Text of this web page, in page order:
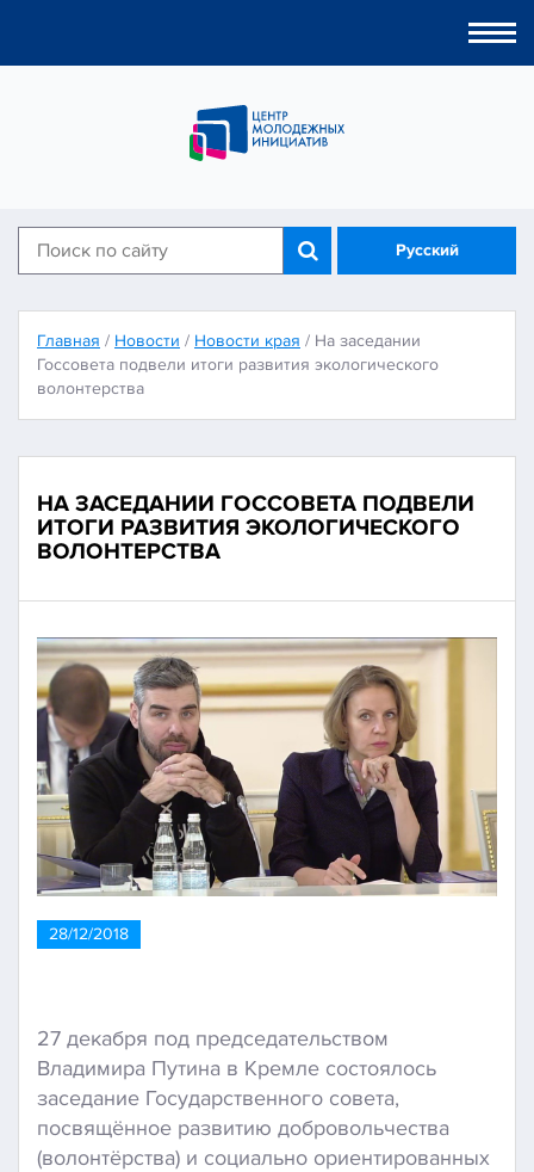
Русский
Главная / Новости / Новости края / На заседании
Госсовета подвели итоги развития экологического
волонтерства
НА ЗАСЕДАНИИ ГОССОВЕТА ПОДВЕЛИ
ИТОГИ РАЗВИТИЯ ЭКОЛОГИЧЕСКОГО
ВОЛОНТЕРСТВА
28/12/2018
27 декабря под председательством
Владимира Путина в Кремле состоялось
заседание Государственного совета,
посвящённое развитию добровольчества
(волонтёрства) и социально ориентированных